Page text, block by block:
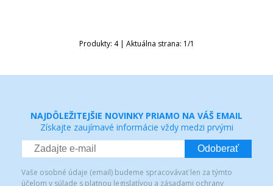
Produkty: 4| Aktuálna strana: 1/1
NAJDÔLEŽITEJŠIE NOVINKY PRIAMO NA VÁŠ EMAIL
Získajte zaujímavé informácie vždy medzi prvými
Odoberať
Vaše osobné údaje (email) budeme spracovávať len za týmto
účelom v súlade s platnou legislatívou a zásadami ochrany